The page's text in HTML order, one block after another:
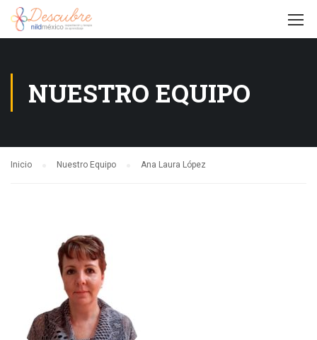
NUESTRO EQUIPO
Inicio Nuestro Equipo Ana Laura López